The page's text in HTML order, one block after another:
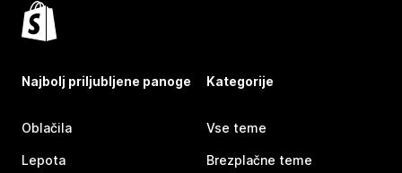
Najbolj priljubljene panoge
Oblačila
Lepota
Kategorije
Vse teme
Brezplačne teme